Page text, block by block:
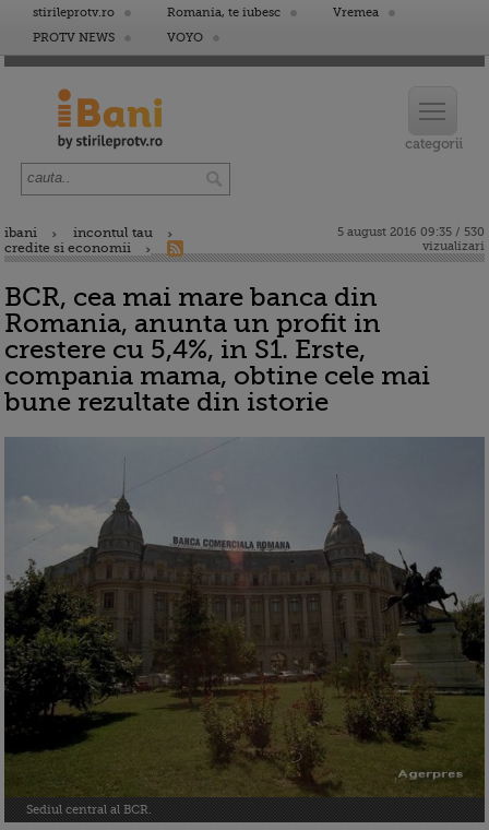
stirileprotv.ro Romania, te iubesc
Vremea
PROTV NEWS
VOYO
ibani
incontul tau
credite si economii
5 august 2016 09:35 / 530
vizualizari
BCR, cea mai mare banca din
Romania, anunta un profit in
crestere cu 5,4%, in S1. Erste,
compania mama, obtine cele mai
bune rezultate din istorie
Sediul central al BCR.